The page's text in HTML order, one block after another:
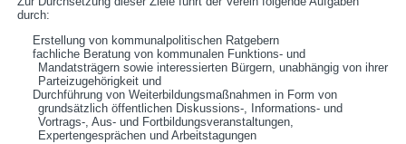
durch:
Erstellung von kommunalpolitischen Ratgebern
fachliche Beratung von kommunalen Funktions- und
Mandatsträgern sowie interessierten Bürgern, unabhängig von ihrer
Parteizugehörigkeit und
Durchführung von Weiterbildungsmaßnahmen in Form von
grundsätzlich öffentlichen Diskussions-, Informations- und
Vortrags-, Aus- und Fortbildungsveranstaltungen,
Expertengesprächen und Arbeitstagungen